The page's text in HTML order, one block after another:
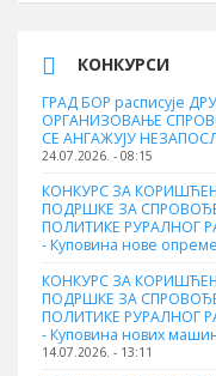
КОНКУРСИ
ГРАД БОР расписује
ОРГАНИЗОВАЊЕ
СЕ АНГАЖУЈУ
24.07.2026. - 08:15
КОНКУРС ЗА
ПОДРШКЕ ЗА
ПОЛИТИКЕ РУРАЛНОГ
- Куповина нове
КОНКУРС ЗА
ПОДРШКЕ ЗА
ПОЛИТИКЕ РУРАЛНОГ
- Куповина нових
14.07.2026. - 13:11